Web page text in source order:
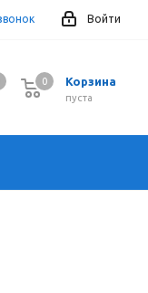
Войти
Корзина
0
пуста
0